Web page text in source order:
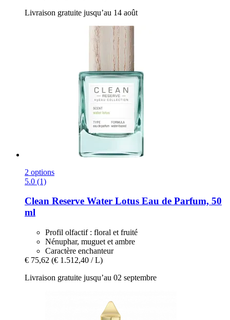
Livraison gratuite jusqu’au 14 août
2 options
5.0 (1)
Clean Reserve Water Lotus Eau de Parfum, 50
ml
Profil olfactif : floral et fruité
Nénuphar, muguet et ambre
Caractère enchanteur
€ 75,62 (€ 1.512,40 / L)
Livraison gratuite jusqu’au 02 septembre